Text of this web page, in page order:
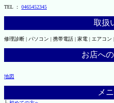
TEL ： 0465452345
取扱
修理診断 | パソコン | 携帯電話 | 家電 | エアコン
お店へ
地図
メ